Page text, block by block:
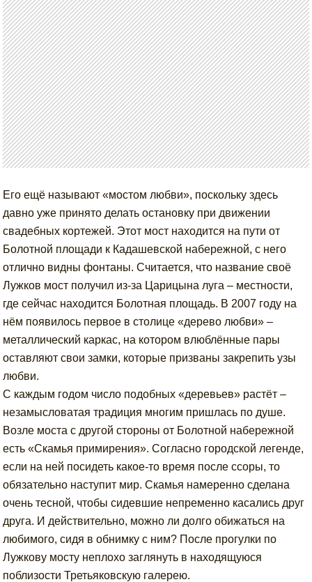
Его ещё называют «мостом любви», поскольку здесь
давно уже принято делать остановку при движении
свадебных кортежей. Этот мост находится на пути от
Болотной площади к Кадашевской набережной, с него
отлично видны фонтаны. Считается, что название своё
Лужков мост получил из-за Царицына луга – местности,
где сейчас находится Болотная площадь. В 2007 году на
нём появилось первое в столице «дерево любви» –
металлический каркас, на котором влюблённые пары
оставляют свои замки, которые призваны закрепить узы
любви.
С каждым годом число подобных «деревьев» растёт –
незамысловатая традиция многим пришлась по душе.
Возле моста с другой стороны от Болотной набережной
есть «Скамья примирения». Согласно городской легенде,
если на ней посидеть какое-то время после ссоры, то
обязательно наступит мир. Скамья намеренно сделана
очень тесной, чтобы сидевшие непременно касались друг
друга. И действительно, можно ли долго обижаться на
любимого, сидя в обнимку с ним? После прогулки по
Лужкову мосту неплохо заглянуть в находящуюся
поблизости Третьяковскую галерею.